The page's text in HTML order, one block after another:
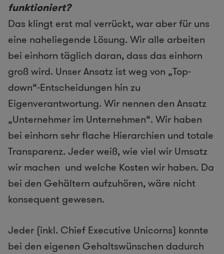
funktioniert?
Das klingt erst mal verrückt, war aber für uns
eine naheliegende Lösung. Wir alle arbeiten
bei einhorn täglich daran, dass das einhorn
groß wird. Unser Ansatz ist weg von „Top-
down“-Entscheidungen hin zu
Eigenverantwortung. Wir nennen den Ansatz
„Unternehmer im Unternehmen“. Wir haben
bei einhorn sehr flache Hierarchien und totale
Transparenz. Jeder weiß, wie viel wir Umsatz
wir machen und welche Kosten wir haben. Da
bei den Gehältern aufzuhören, wäre nicht
konsequent gewesen.
Jeder (inkl. Chief Executive Unicorns) konnte
bei den eigenen Gehaltswünschen dadurch